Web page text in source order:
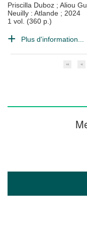
Priscilla Duboz ; Aliou
Neuilly : Atlande ; 2024
1 vol. (360 p.)
Plus d'information...